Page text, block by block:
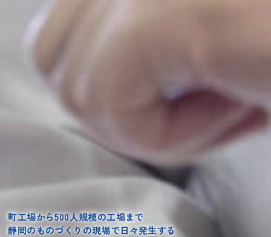
町工場から500人規模の工場まで
静岡のものづくりの現場で日々発生する